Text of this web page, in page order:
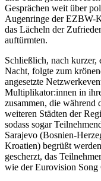
Gesprächen weit über
Augenringe der EZBW-
das Lächeln der
auftürmten.
Schließlich, nach kurzer,
Nacht, folgte zum
angesetzte
Multiplikator:innen in
zusammen, die während
weiteren Städten der
sodass sogar
Sarajevo (Bosnien-
Kroatien) begrüßt
gescherzt, das
wie der Eurovision Song